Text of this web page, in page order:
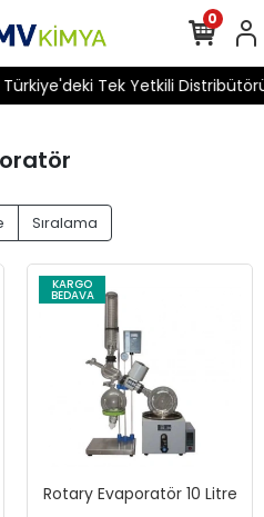
Tek Yetkili
0
Sıralama
KARGO
BEDAVA
Rotary Evaporatör 10 Litre